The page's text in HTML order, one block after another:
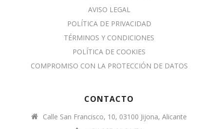
AVISO LEGAL
POLÍTICA DE PRIVACIDAD
TÉRMINOS Y CONDICIONES
POLÍTICA DE COOKIES
COMPROMISO CON LA PROTECCIÓN DE DATOS
CONTACTO
Calle San Francisco, 10, 03100 Jijona, Alicante